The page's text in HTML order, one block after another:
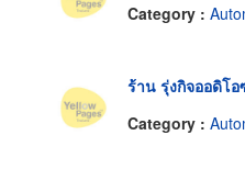
Category :
ร้าน รุ่งกิจออดิโ
Category :